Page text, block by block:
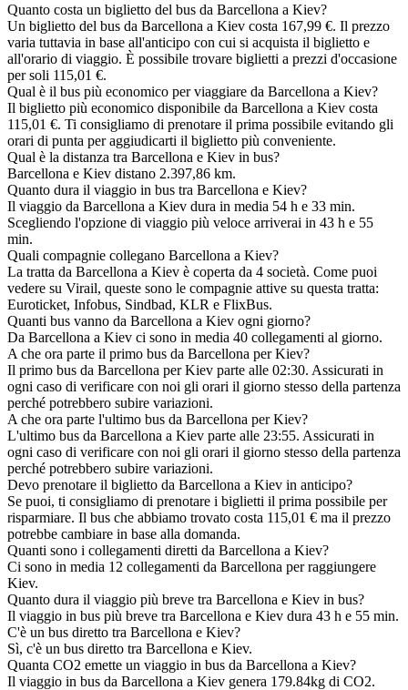
Quanto costa un biglietto del bus da Barcellona a Kiev?
Un biglietto del bus da Barcellona a Kiev costa 167,99 €. Il prezzo
varia tuttavia in base all'anticipo con cui si acquista il biglietto e
all'orario di viaggio. È possibile trovare biglietti a prezzi d'occasione
per soli 115,01 €.
Qual è il bus più economico per viaggiare da Barcellona a Kiev?
Il biglietto più economico disponibile da Barcellona a Kiev costa
115,01 €. Ti consigliamo di prenotare il prima possibile evitando gli
orari di punta per aggiudicarti il biglietto più conveniente.
Qual è la distanza tra Barcellona e Kiev in bus?
Barcellona e Kiev distano 2.397,86 km.
Quanto dura il viaggio in bus tra Barcellona e Kiev?
Il viaggio da Barcellona a Kiev dura in media 54 h e 33 min.
Scegliendo l'opzione di viaggio più veloce arriverai in 43 h e 55
min.
Quali compagnie collegano Barcellona a Kiev?
La tratta da Barcellona a Kiev è coperta da 4 società. Come puoi
vedere su Virail, queste sono le compagnie attive su questa tratta:
Euroticket, Infobus, Sindbad, KLR e FlixBus.
Quanti bus vanno da Barcellona a Kiev ogni giorno?
Da Barcellona a Kiev ci sono in media 40 collegamenti al giorno.
A che ora parte il primo bus da Barcellona per Kiev?
Il primo bus da Barcellona per Kiev parte alle 02:30. Assicurati in
ogni caso di verificare con noi gli orari il giorno stesso della partenza
perché potrebbero subire variazioni.
A che ora parte l'ultimo bus da Barcellona per Kiev?
L'ultimo bus da Barcellona a Kiev parte alle 23:55. Assicurati in
ogni caso di verificare con noi gli orari il giorno stesso della partenza
perché potrebbero subire variazioni.
Devo prenotare il biglietto da Barcellona a Kiev in anticipo?
Se puoi, ti consigliamo di prenotare i biglietti il prima possibile per
risparmiare. Il bus che abbiamo trovato costa 115,01 € ma il prezzo
potrebbe cambiare in base alla domanda.
Quanti sono i collegamenti diretti da Barcellona a Kiev?
Ci sono in media 12 collegamenti da Barcellona per raggiungere
Kiev.
Quanto dura il viaggio più breve tra Barcellona e Kiev in bus?
Il viaggio in bus più breve tra Barcellona e Kiev dura 43 h e 55 min.
C'è un bus diretto tra Barcellona e Kiev?
Sì, c'è un bus diretto tra Barcellona e Kiev.
Quanta CO2 emette un viaggio in bus da Barcellona a Kiev?
Il viaggio in bus da Barcellona a Kiev genera 179.84kg di CO2.